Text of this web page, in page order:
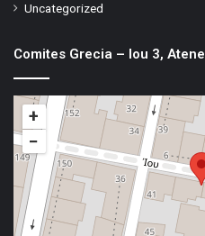
Uncategorized
Comites Grecia – Iou 3, Atene
+
−